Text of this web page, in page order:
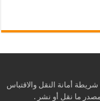
أمانة النقل والاقتباس
مصدر ما نقل أو نشر .